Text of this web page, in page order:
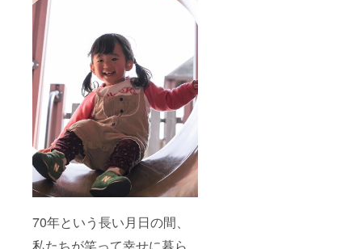
70年という長い月日の間、